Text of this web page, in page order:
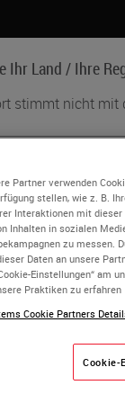
Ihr Land / Ihre
stimmt nicht mit
Land/jede Region
Praktiken
Website sind
(ist aber nicht
Preise und
Ferguson
is in a
degree in
pathology,
for
Dr. Ferguson
examination,
Partner verwenden
stellen, wie z. B.
Interaktionen mit
Inhalten in sozialen
zu messen.
Daten an unsere
Einstellungen“ am
Praktiken zu erfahren
Cookie Partners
Cookie-